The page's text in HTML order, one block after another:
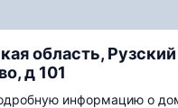
область,
д 101
информацию о